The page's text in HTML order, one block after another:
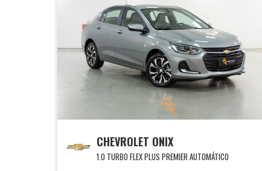
CHEVROLET ONIX
1.0 TURBO FLEX PLUS PREMIER AUTOMÁTICO